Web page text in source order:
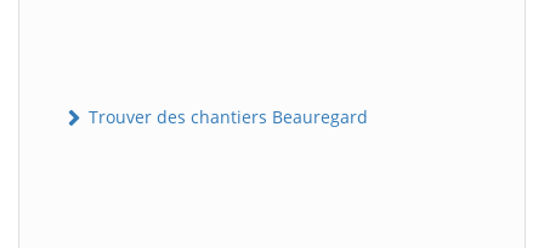
Trouver des chantiers Beauregard